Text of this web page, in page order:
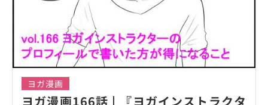
ヨガ漫画
ヨガ漫画166話 | 『ヨガインストラクタ